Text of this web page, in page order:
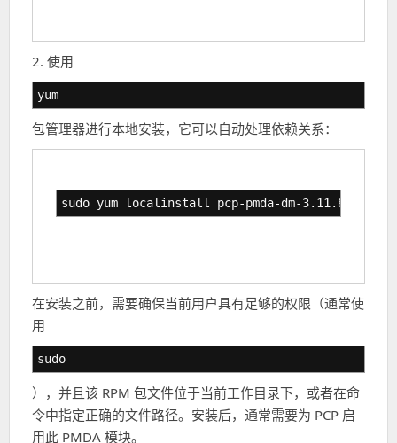
2. 使用
yum
包管理器进行本地安装，它可以自动处理依赖关系：
sudo yum localinstall pcp-pmda-dm-3.11.8-
在安装之前，需要确保当前用户具有足够的权限（通常使
用
sudo
），并且该 RPM 包文件位于当前工作目录下，或者在命
令中指定正确的文件路径。安装后，通常需要为 PCP 启
用此 PMDA 模块。